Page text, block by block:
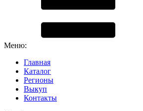
Меню:
Главная
Каталог
Регионы
Выкуп
Контакты